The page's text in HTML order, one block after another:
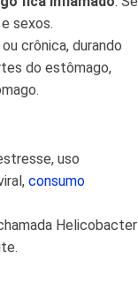
sexos.
crônica, durando
do estômago,
uso
consumo
Helicobacter